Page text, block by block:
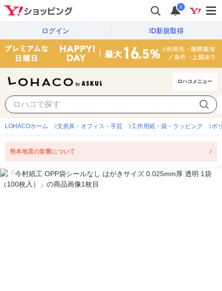
i
ログイン ID新規取得
ロハコメニュー
LOHACOホーム 文房具・オフィス・手芸 工作用紙・袋・ラッピング ポ
熊本地震の影響について